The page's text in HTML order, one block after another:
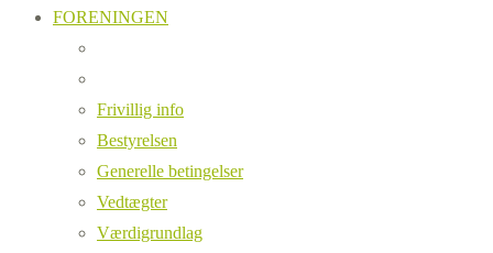
FORENINGEN
Frivillig info
Bestyrelsen
Generelle betingelser
Vedtægter
Værdigrundlag